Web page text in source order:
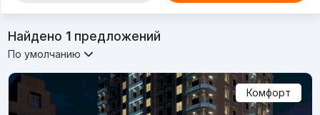
Найдено 1предложений
По умолчанию
Комфорт